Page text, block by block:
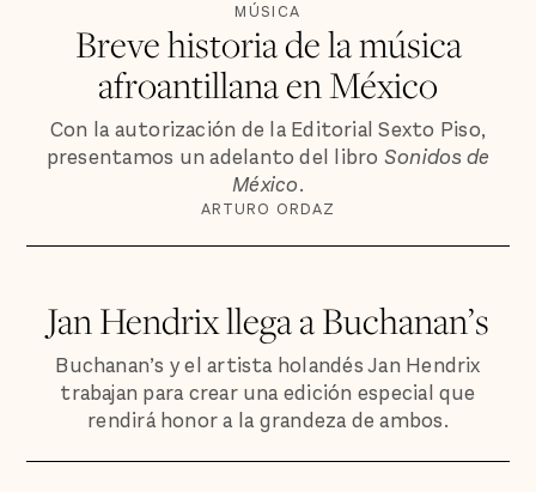
MÚSICA
Breve historia de la música
afroantillana en México
Con la autorización de la Editorial Sexto Piso,
presentamos un adelanto del libro Sonidos de
México.
ARTURO ORDAZ
Jan Hendrix llega a Buchanan’s
Buchanan’s y el artista holandés Jan Hendrix
trabajan para crear una edición especial que
rendirá honor a la grandeza de ambos.